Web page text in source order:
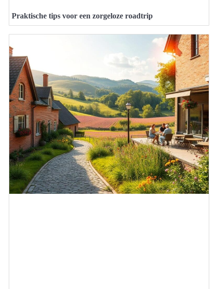
Praktische tips voor een zorgeloze roadtrip